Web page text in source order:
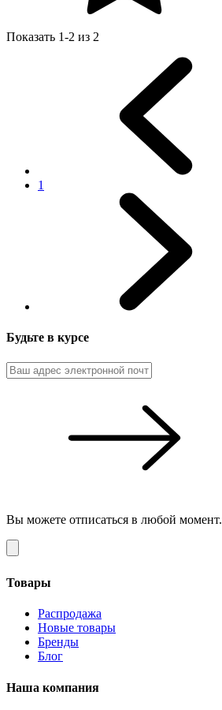
Показать 1-2 из 2
1
Будьте в курсе
Вы можете отписаться в любой момент.
Товары
Распродажа
Новые товары
Бренды
Блог
Наша компания